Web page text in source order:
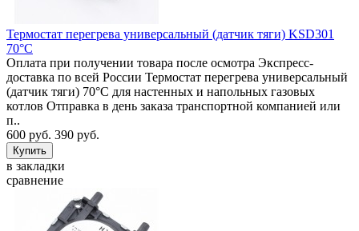
Термостат перегрева универсальный (датчик тяги) KSD301
70°C
Оплата при получении товара после осмотра Экспресс-
доставка по всей России Термостат перегрева универсальный
(датчик тяги) 70°C для настенных и напольных газовых
котлов Отправка в день заказа транспортной компанией или
п..
600 руб. 390 руб.
в закладки
сравнение